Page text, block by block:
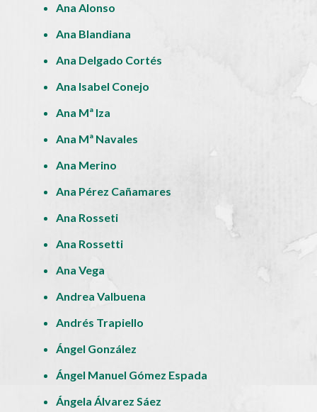
Ana Alonso
Ana Blandiana
Ana Delgado Cortés
Ana Isabel Conejo
Ana Mª Iza
Ana Mª Navales
Ana Merino
Ana Pérez Cañamares
Ana Rosseti
Ana Rossetti
Ana Vega
Andrea Valbuena
Andrés Trapiello
Ángel González
Ángel Manuel Gómez Espada
Ángela Álvarez Sáez